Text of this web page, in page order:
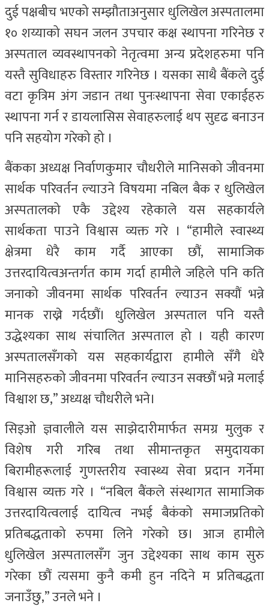
दुई पक्षबीच भएको सम्झौताअनुसार धुलिखेल अस्पतालमा
१० शय्याको सघन जलन उपचार कक्ष स्थापना गरिनेछ र
अस्पताल व्यवस्थापनको नेतृत्वमा अन्य प्रदेशहरुमा पनि
यस्तै सुविधाहरु विस्तार गरिनेछ । यसका साथै बैंकले दुई
वटा कृत्रिम अंग जडान तथा पुनःस्थापना सेवा एकाईहरु
स्थापना गर्न र डायलासिस सेवाहरुलाई थप सुदृढ बनाउन
पनि सहयोग गरेको हो ।
बैंकका अध्यक्ष निर्वाणकुमार चौधरीले मानिसको जीवनमा
सार्थक परिवर्तन ल्याउने विषयमा नबिल बैक र धुलिखेल
अस्पतालको एकै उद्देश्य रहेकाले यस सहकार्यले
सार्थकता पाउने विश्वास व्यक्त गरे । “हामीले स्वास्थ्य
क्षेत्रमा धेरै काम गर्दै आएका छौं, सामाजिक
उत्तरदायित्वअन्तर्गत काम गर्दा हामीले जहिले पनि कति
जनाको जीवनमा सार्थक परिवर्तन ल्याउन सक्यौं भन्ने
मानक राख्ने गर्दछौं। धुलिखेल अस्पताल पनि यस्तै
उद्धेश्यका साथ संचालित अस्पताल हो । यही कारण
अस्पतालसँगको यस सहकार्यद्वारा हामीले सँगै धेरै
मानिसहरुको जीवनमा परिवर्तन ल्याउन सक्छौं भन्ने मलाई
विश्वाश छ,” अध्यक्ष चौधरीले भने।
सिइओ ज्ञवालीले यस साझेदारीमार्फत समग्र मुलुक र
विशेष गरी गरिब तथा सीमान्तकृत समुदायका
बिरामीहरूलाई गुणस्तरीय स्वास्थ्य सेवा प्रदान गर्नेमा
विश्वास व्यक्त गरे । “नबिल बैंकले संस्थागत सामाजिक
उत्तरदायित्वलाई दायित्व नभई बैकंको समाजप्रतिको
प्रतिबद्धताको रुपमा लिने गरेको छ। आज हामीले
धुलिखेल अस्पतालसँग जुन उद्देश्यका साथ काम सुरु
गरेका छौं त्यसमा कुनै कमी हुन नदिने म प्रतिबद्धता
जनाउँछु,” उनले भने ।